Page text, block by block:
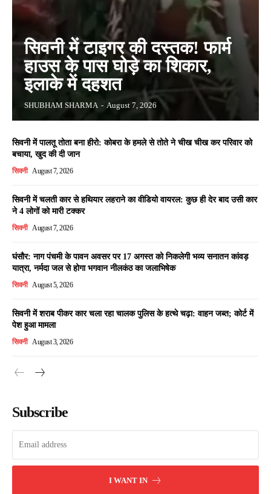
सिवनी में टाइगर की दस्तक! फार्म
हाउस के पास घोड़े का शिकार,
इलाके में दहशत
SHUBHAM SHARMA - August 7, 2026
सिवनी में पालतू तोता बना हीरो: कोबरा के हमले से तोते ने चीख चीख कर परिवार को
बचाया, खुद की दी जान
सिवनी August 7, 2026
सिवनी में चलती कार से हथियार लहराने का वीडियो वायरल: कुछ ही देर बाद उसी कार
ने 4 लोगों को मारी टक्कर
सिवनी August 7, 2026
घंसौर: नाग पंचमी के पावन अवसर पर 17 अगस्त को निकलेगी भव्य सनातन कांवड़
यात्रा, नर्मदा जल से होगा भगवान नीलकंठ का जलाभिषेक
सिवनी August 5, 2026
सिवनी में शराब पीकर कार चला रहा चालक पुलिस के हत्थे चढ़ा: वाहन जब्त; कोर्ट में
पेश हुआ मामला
सिवनी August 3, 2026
Subscribe
I WANT IN